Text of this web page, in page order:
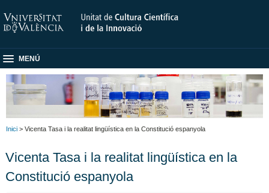
MENÚ
Inici > Vicenta Tasa i la realitat lingüística en la Constitució espanyola
Vicenta Tasa i la realitat lingüística en la
Constitució espanyola